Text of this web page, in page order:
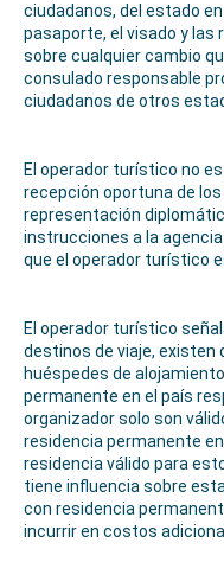
ciudadanos, del estado
pasaporte, el visado y las
sobre cualquier cambio
consulado responsable
ciudadanos de otros
El operador turístico no
recepción oportuna de
representación
instrucciones a la
que el operador turístico
El operador turístico
destinos de viaje,
huéspedes de
permanente en el país
organizador solo son
residencia permanente
residencia válido para
tiene influencia sobre
con residencia
incurrir en costos